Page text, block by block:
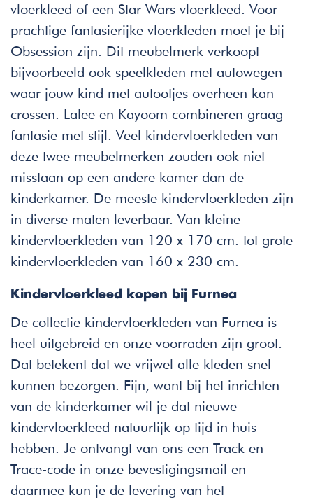
vloerkleed of een Star Wars vloerkleed. Voor
prachtige fantasierijke vloerkleden moet je bij
Obsession zijn. Dit meubelmerk verkoopt
bijvoorbeeld ook speelkleden met autowegen
waar jouw kind met autootjes overheen kan
crossen. Lalee en Kayoom combineren graag
fantasie met stijl. Veel kindervloerkleden van
deze twee meubelmerken zouden ook niet
misstaan op een andere kamer dan de
kinderkamer. De meeste kindervloerkleden zijn
in diverse maten leverbaar. Van kleine
kindervloerkleden van 120 x 170 cm. tot grote
kindervloerkleden van 160 x 230 cm.
Kindervloerkleed kopen bij Furnea
De collectie kindervloerkleden van Furnea is
heel uitgebreid en onze voorraden zijn groot.
Dat betekent dat we vrijwel alle kleden snel
kunnen bezorgen. Fijn, want bij het inrichten
van de kinderkamer wil je dat nieuwe
kindervloerkleed natuurlijk op tijd in huis
hebben. Je ontvangt van ons een Track en
Trace-code in onze bevestigingsmail en
daarmee kun je de levering van het